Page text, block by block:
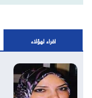
اقراء لهؤلاء